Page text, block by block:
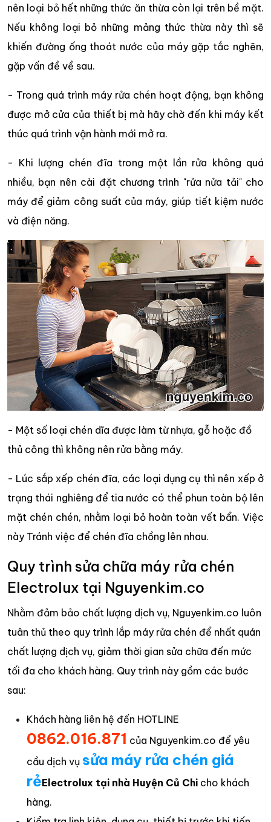
nên loại bỏ hết những thức ăn thừa còn lại trên bề mặt.
Nếu không loại bỏ những mảng thức thừa này thì sẽ
khiến đường ống thoát nước của máy gặp tắc nghẽn,
gặp vấn đề về sau.
- Trong quá trình máy rửa chén hoạt động, bạn không
được mở cửa của thiết bị mà hãy chờ đến khi máy kết
thúc quá trình vận hành mới mở ra.
- Khi lượng chén đĩa trong một lần rửa không quá
nhiều, bạn nên cài đặt chương trình "rửa nửa tải" cho
máy để giảm công suất của máy, giúp tiết kiệm nước
và điện năng.
- Một số loại chén dĩa được làm từ nhựa, gỗ hoặc đồ
thủ công thì không nên rửa bằng máy.
- Lúc sắp xếp chén đĩa, các loại dụng cụ thì nên xếp ở
trạng thái nghiêng để tia nước có thể phun toàn bộ lên
mặt chén chén, nhằm loại bỏ hoàn toàn vết bẩn. Việc
này Tránh việc để chén đĩa chồng lên nhau.
Quy trình sửa chữa máy rửa chén
Electrolux tại Nguyenkim.co
Nhằm đảm bảo chất lượng dịch vụ, Nguyenkim.co luôn
tuân thủ theo quy trình lắp máy rửa chén để nhất quán
chất lượng dịch vụ, giảm thời gian sửa chữa đến mức
tối đa cho khách hàng. Quy trình này gồm các bước
sau:
Khách hàng liên hệ đến HOTLINE
0862.016.871 của Nguyenkim.co để yêu
cầu dịch vụ sửa máy rửa chén giá
rẻElectrolux tại nhà Huyện Củ Chi cho khách
hàng.